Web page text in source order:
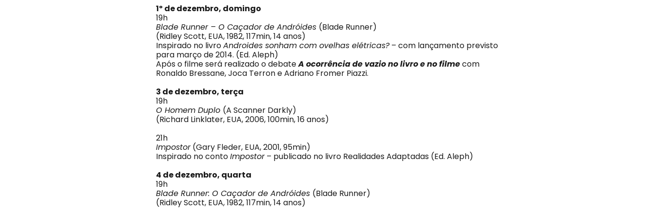
1º de dezembro, domingo
19h
Blade Runner – O Caçador de Andróides (Blade Runner)
(Ridley Scott, EUA, 1982, 117min, 14 anos)
Inspirado no livroAndroides sonham com ovelhas elétricas?– com lançamento previsto
para março de 2014. (Ed. Aleph)
Após o filme será realizado o debateA ocorrência de vazio no livro e no filmecom
Ronaldo Bressane, Joca Terron e Adriano Fromer Piazzi.
3 de dezembro, terça
19h
O Homem Duplo (A Scanner Darkly)
(Richard Linklater, EUA, 2006, 100min, 16 anos)
21h
Impostor(Gary Fleder, EUA, 2001, 95min)
Inspirado no contoImpostor– publicado no livro Realidades Adaptadas (Ed. Aleph)
4 de dezembro, quarta
19h
Blade Runner: O Caçador de Andróides (Blade Runner)
(Ridley Scott, EUA, 1982, 117min, 14 anos)